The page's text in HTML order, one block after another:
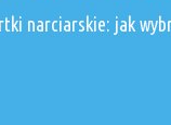
narciarskie: jak